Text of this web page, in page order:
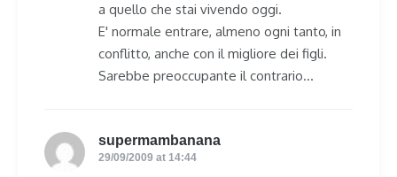
a quello che stai vivendo oggi.
E' normale entrare, almeno ogni tanto, in
conflitto, anche con il migliore dei figli.
Sarebbe preoccupante il contrario…
supermambanana
29/09/2009 at 14:44